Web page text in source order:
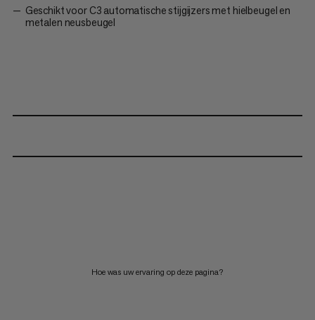
Geschikt voor C3 automatische stijgijzers met hielbeugel en
metalen neusbeugel
Hoe was uw ervaring op deze pagina?